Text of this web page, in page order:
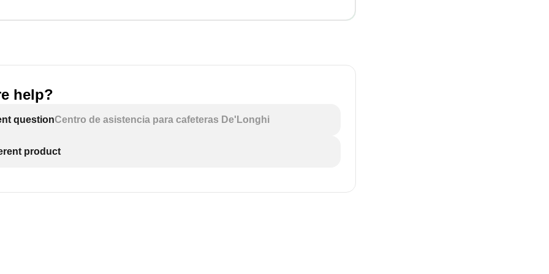
help?
questionCentro de asistencia para cafeteras De'Longhi
product